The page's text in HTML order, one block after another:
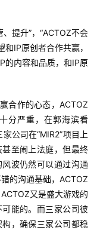
提升”，“ACTOZ不会
IP原创者合作共赢，
的内容和品质，和IP原
合作的心态，ACTOZ
分严重，在郭海滨看
公司在“MIR2”项目上
至闹上法庭，但最终
波仍然可以通过沟通
的沟通基础，ACTOZ
又是盛大游戏的
能的。而三家公司彼
，确保三家公司都稳